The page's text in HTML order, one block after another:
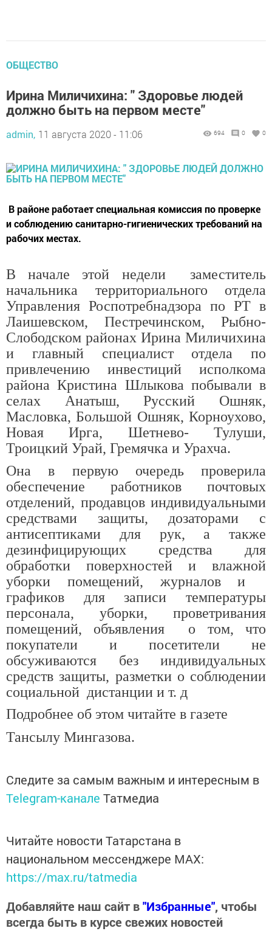
ОБЩЕСТВО
Ирина Миличихина: " Здоровье людей
должно быть на первом месте"
admin, 11 августа 2020 - 11:06 694 0 0
В районе работает специальная комиссия по проверке
и соблюдению санитарно-гигиенических требований на
рабочих местах.
В начале этой недели заместитель
начальника территориального отдела
Управления Роспотребнадзора по РТ в
Лаишевском, Пестречинском, Рыбно-
Слободском районах Ирина Миличихина
и главный специалист отдела по
привлечению инвестиций исполкома
района Кристина Шлыкова побывали в
селах Анатыш, Русский Ошняк,
Масловка, Большой Ошняк, Корноухово,
Новая Ирга, Шетнево- Тулуши,
Троицкий Урай, Гремячка и Урахча.
Она в первую очередь проверила
обеспечение работников почтовых
отделений, продавцов индивидуальными
средствами защиты, дозаторами с
антисептиками для рук, а также
дезинфицирующих средства для
обработки поверхностей и влажной
уборки помещений, журналов и
графиков для записи температуры
персонала, уборки, проветривания
помещений, объявления о том, что
покупатели и посетители не
обсуживаются без индивидуальных
средств защиты, разметки о соблюдении
социальной дистанции и т. д
Подробнее об этом читайте в газете
Тансылу Мингазова.
Следите за самым важным и интересным в
Telegram-канале Татмедиа
Читайте новости Татарстана в
национальном мессенджере MАХ:
https://max.ru/tatmedia
Добавляйте наш сайт в"Избранные", чтобы
всегда быть в курсе свежих новостей